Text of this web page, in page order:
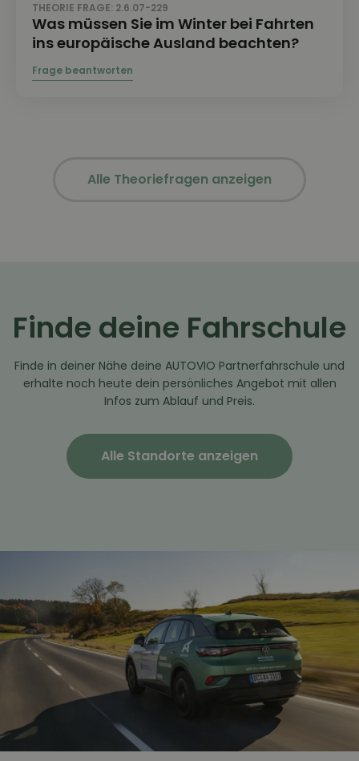
THEORIE FRAGE: 2.6.07-229
Was müssen Sie im Winter bei Fahrten
ins europäische Ausland beachten?
Alle Theoriefragen anzeigen
Finde deine Fahrschule
Finde in deiner Nähe deine AUTOVIO Partnerfahrschule und
erhalte noch heute dein persönliches Angebot mit allen
Infos zum Ablauf und Preis.
Alle Standorte anzeigen